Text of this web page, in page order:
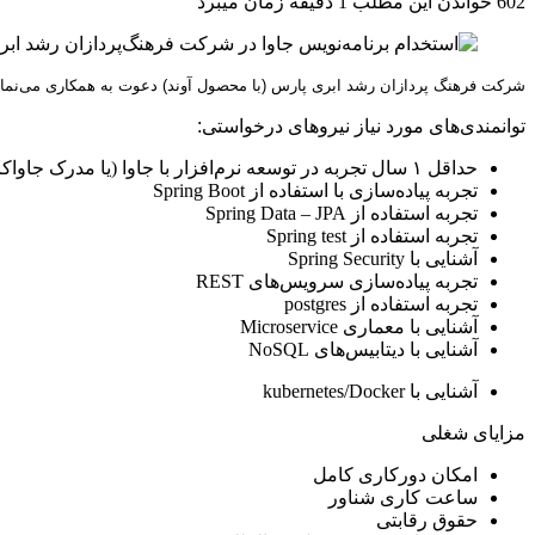
شرکت فرهنگ پردازان رشد ابری پارس (با محصول آوند) دعوت به همکاری
توانمندی‌های مورد نیاز نیروهای درخواستی:
حداقل ۱ سال تجربه در توسعه‌‌ نرم‌افزار با جاوا (یا مدرک جاواکاپ)
تجربه پیاده‌سازی با استفاده از Spring Boot
تجربه استفاده از Spring Data – JPA
تجربه استفاده از Spring test
آشنایی با Spring Security
تجربه پیاده‌سازی سرویس‌های REST
تجربه استفاده از postgres
آشنایی با معماری Microservice
آشنایی با دیتابیس‌های NoSQL
آشنایی با kubernetes/Docker
مزایای شغلی
امکان دورکاری کامل
ساعت کاری شناور
حقوق رقابتی